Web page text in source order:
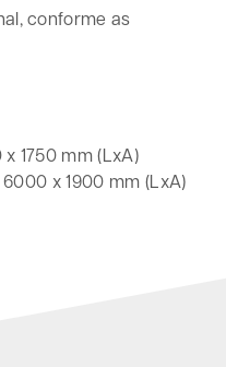
conforme as
1750 mm (LxA)
x 1900 mm (LxA)